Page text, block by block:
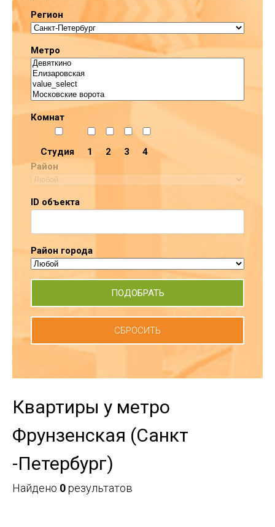
Регион
Метро
Комнат
Студия 1 2 3
4
Район
ID объекта
Район города
СБРОСИТЬ
Квартиры у метро
Фрунзенская (Санкт
-Петербург)
Найдено 0результатов